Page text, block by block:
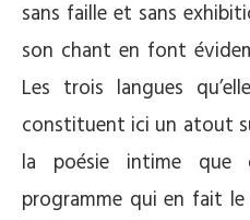
sans faille et sans
son chant en font
Les trois langues
constituent ici un atout
la poésie intime que
programme qui en fait